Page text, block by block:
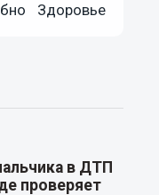
Здоровье
в ДТП
проверяет